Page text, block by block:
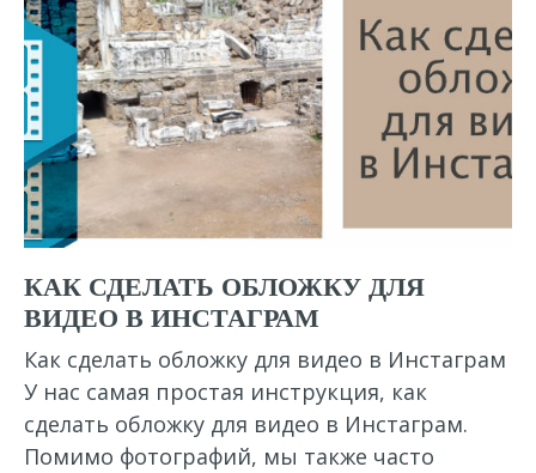
КАК СДЕЛАТЬ ОБЛОЖКУ ДЛЯ
ВИДЕО В ИНСТАГРАМ
Как сделать обложку для видео в Инстаграм
У нас самая простая инструкция, как
сделать обложку для видео в Инстаграм.
Помимо фотографий, мы также часто